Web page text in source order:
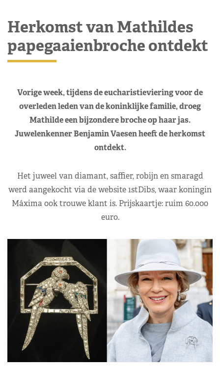
Herkomst van Mathildes
papegaaienbroche ontdekt
Vorige week, tijdens de eucharistieviering voor de
overleden leden van de koninklijke familie, droeg
Mathilde een bijzondere broche op haar jas.
Juwelenkenner Benjamin Vaesen heeft de herkomst
ontdekt.
Het juweel van diamant, saffier, robijn en smaragd
werd aangekocht via de website 1stDibs, waar koningin
Máxima ook trouwe klant is. Prijskaartje: ruim 60.000
euro.